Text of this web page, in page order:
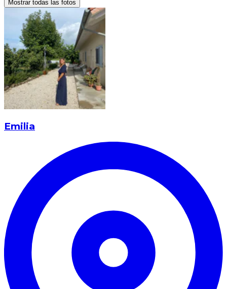
Mostrar todas las fotos
Emilia